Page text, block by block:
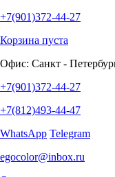
+7(901)372-44-27
Корзина пуста
Офис: Санкт -
+7(901)372-44-27
+7(812)493-44-47
WhatsApp Telegram
egocolor@inbox.ru